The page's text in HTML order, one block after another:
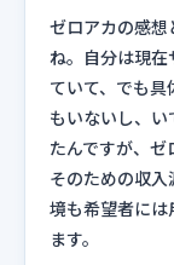
ゼロアカの感想
ね。自分は現
ていて、でも
もいないし、
たんですが、ゼ
そのための収
境も希望者に
ます。